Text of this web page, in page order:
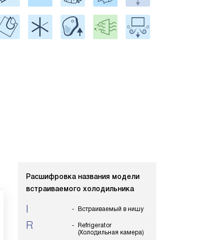
Расшифровка названия модели
встраиваемого холодильника
Встраиваемый в нишу
R
Refrigerator
(Холодильная камера)